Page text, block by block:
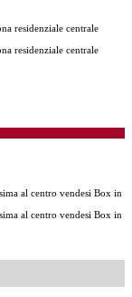
residenziale centrale
residenziale centrale
al centro vendesi Box in
al centro vendesi Box in